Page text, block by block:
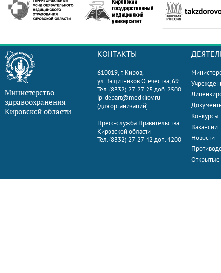
Министерство
здравоохранения
Кировской области
КОНТАКТЫ
610019, г. Киров,
ул. Защитников Отечества, 69
Тел. (8332) 27-27-25 доб. 2500
ip-depart@medkirov.ru
(для организаций)
Пресс-служба Правительства
Кировской области
Тел. (8332) 27-27-42 доп. 4200
Конкурсы
Вакансии
Новости